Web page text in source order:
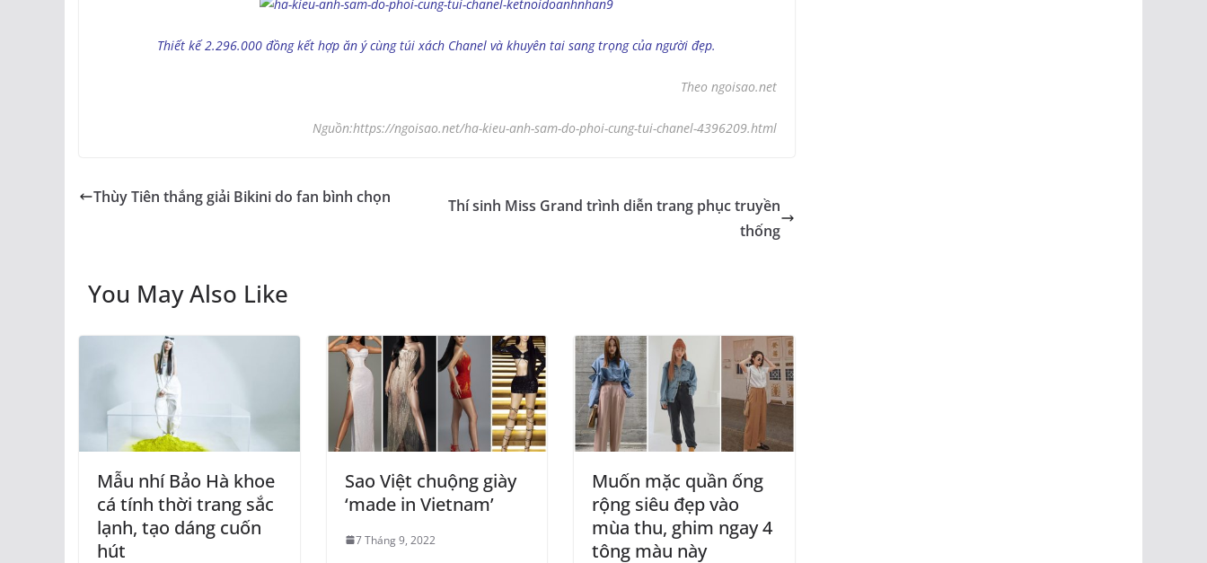
Thiết kế 2.296.000 đồng kết hợp ăn ý cùng túi xách Chanel và khuyên tai sang trọng của người đẹp.
Theo ngoisao.net
Nguồn:https://ngoisao.net/ha-kieu-anh-sam-do-phoi-cung-tui-chanel-4396209.html
Thùy Tiên thắng giải Bikini do fan bình chọn
Thí sinh Miss Grand trình diễn trang phục truyền
thống
You May Also Like
Mẫu nhí Bảo Hà khoe
cá tính thời trang sắc
lạnh, tạo dáng cuốn
hút
Sao Việt chuộng giày
‘made in Vietnam’
7 Tháng 9, 2022
Muốn mặc quần ống
rộng siêu đẹp vào
mùa thu, ghim ngay 4
tông màu này